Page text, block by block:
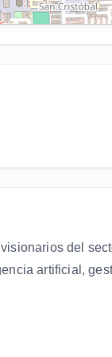
del
artificial,